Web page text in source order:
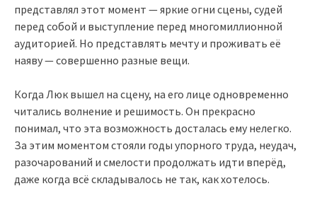
представлял этот момент — яркие огни сцены, судей
перед собой и выступление перед многомиллионной
аудиторией. Но представлять мечту и проживать её
наяву — совершенно разные вещи.
Когда Люк вышел на сцену, на его лице одновременно
читались волнение и решимость. Он прекрасно
понимал, что эта возможность досталась ему нелегко.
За этим моментом стояли годы упорного труда, неудач,
разочарований и смелости продолжать идти вперёд,
даже когда всё складывалось не так, как хотелось.